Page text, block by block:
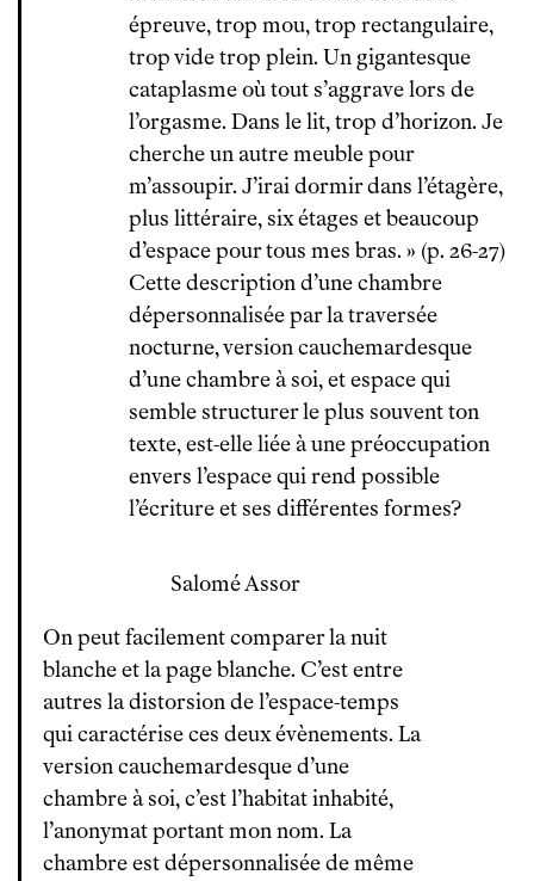
épreuve, trop mou, trop rectangulaire,
trop vide trop plein. Un gigantesque
cataplasme où tout s’aggrave lors de
l’orgasme. Dans le lit, trop d’horizon. Je
cherche un autre meuble pour
m’assoupir. J’irai dormir dans l’étagère,
plus littéraire, six étages et beaucoup
d’espace pour tous mes bras. » (p. 26-27)
Cette description d’une chambre
dépersonnalisée par la traversée
nocturne, version cauchemardesque
d’une chambre à soi, et espace qui
semble structurer le plus souvent ton
texte, est-elle liée à une préoccupation
envers l’espace qui rend possible
l’écriture et ses différentes formes?
Salomé Assor
On peut facilement comparer la nuit
blanche et la page blanche. C’est entre
autres la distorsion de l’espace-temps
qui caractérise ces deux évènements. La
version cauchemardesque d’une
chambre à soi, c’est l’habitat inhabité,
l’anonymat portant mon nom. La
chambre est dépersonnalisée de même